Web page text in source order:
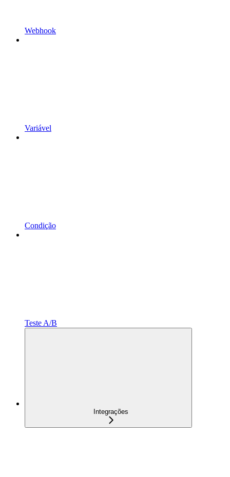
Webhook
Variável
Condição
Teste A/B
Integrações